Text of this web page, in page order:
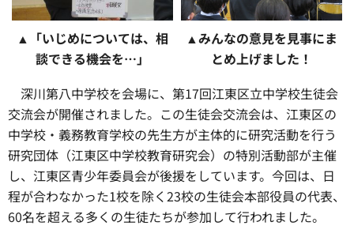
▲「いじめについては、相
談できる機会を…」
▲みんなの意見を見事にま
とめ上げました！
深川第八中学校を会場に、第17回江東区立中学校生徒会
交流会が開催されました。この生徒会交流会は、江東区の
中学校・義務教育学校の先生方が主体的に研究活動を行う
研究団体（江東区中学校教育研究会）の特別活動部が主催
し、江東区青少年委員会が後援をしています。今回は、日
程が合わなかった1校を除く23校の生徒会本部役員の代表、
60名を超える多くの生徒たちが参加して行われました。